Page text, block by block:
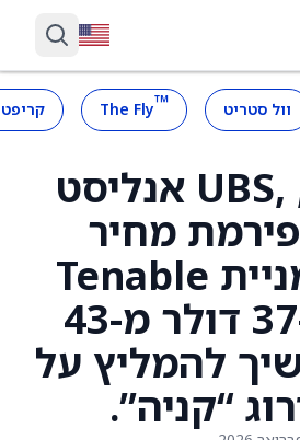
וול סטריט ™
The Fly
רוג’ר בויד, ,UBS אנליסט
מחיר
היעד על מניית Tenable
(TENB) ל-37 דולר מ-43
להמליץ על
“קניה”.